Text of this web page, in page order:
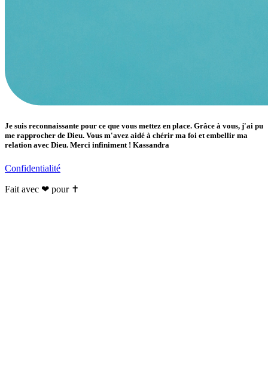
Je suis reconnaissante pour ce que vous mettez en place. Grâce à vous, j'ai pu
me rapprocher de Dieu. Vous m'avez aidé à chérir ma foi et embellir ma
relation avec Dieu. Merci infiniment ! Kassandra
Confidentialité
Fait avec ❤ pour ✝️️